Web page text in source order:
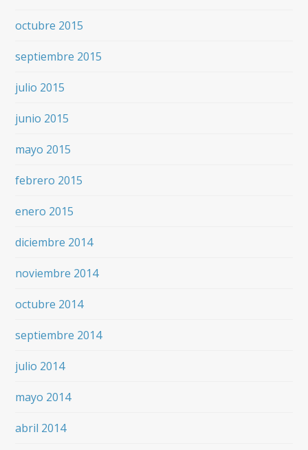
octubre 2015
septiembre 2015
julio 2015
junio 2015
mayo 2015
febrero 2015
enero 2015
diciembre 2014
noviembre 2014
octubre 2014
septiembre 2014
julio 2014
mayo 2014
abril 2014